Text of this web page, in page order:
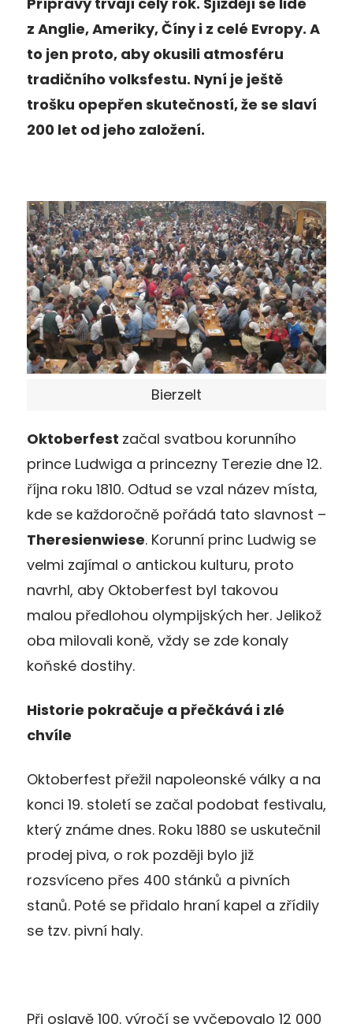
z Anglie, Ameriky, Číny i z celé Evropy. A
to jen proto, aby okusili atmosféru
tradičního volksfestu. Nyní je ještě
trošku opepřen skutečností, že se slaví
200 let od jeho založení.
Bierzelt
Oktoberfest začal svatbou korunního
prince Ludwiga a princezny Terezie dne 12.
října roku 1810. Odtud se vzal název místa,
kde se každoročně pořádá tato slavnost –
Theresienwiese. Korunní princ Ludwig se
velmi zajímal o antickou kulturu, proto
navrhl, aby Oktoberfest byl takovou
malou předlohou olympijských her. Jelikož
oba milovali koně, vždy se zde konaly
koňské dostihy.
Historie pokračuje a přečkává i zlé
chvíle
Oktoberfest přežil napoleonské války a na
konci 19. století se začal podobat festivalu,
který známe dnes. Roku 1880 se uskutečnil
prodej piva, o rok později bylo již
rozsvíceno přes 400 stánků a pivních
stanů. Poté se přidalo hraní kapel a zřídily
se tzv. pivní haly.
Při oslavě 100. výročí se vyčepovalo 12 000